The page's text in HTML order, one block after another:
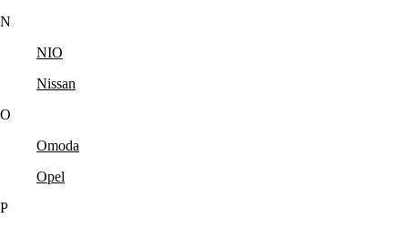
N
NIO
Nissan
O
Omoda
Opel
P